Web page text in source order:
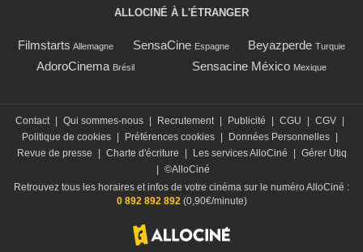
ALLOCINÉ À L'ÉTRANGER
Filmstarts Allemagne SensaCine Espagne Beyazperde Turquie
AdoroCinema Brésil Sensacine México Mexique
Contact Qui sommes-nous Recrutement Publicité CGU CGV
Politique de cookies
Préférences cookies Données Personnelles
Revue de presse
Charte d'écriture Les services AlloCiné
Gérer Utiq
©AlloCiné
Retrouvez tous les horaires et infos de votre cinéma sur le numéro AlloCiné :
0 892 892 892(0,90€/minute)